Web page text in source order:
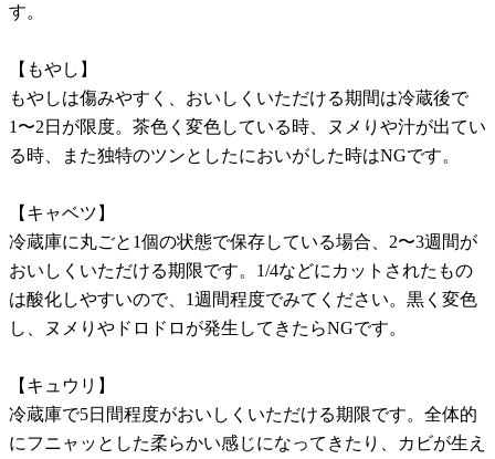
す。
【もやし】
もやしは傷みやすく、おいしくいただける期間は冷蔵後で
1〜2日が限度。茶色く変色している時、ヌメりや汁が出てい
る時、また独特のツンとしたにおいがした時はNGです。
【キャベツ】
冷蔵庫に丸ごと1個の状態で保存している場合、2〜3週間が
おいしくいただける期限です。1/4などにカットされたもの
は酸化しやすいので、1週間程度でみてください。黒く変色
し、ヌメりやドロドロが発生してきたらNGです。
【キュウリ】
冷蔵庫で5日間程度がおいしくいただける期限です。全体的
にフニャッとした柔らかい感じになってきたり、カビが生え